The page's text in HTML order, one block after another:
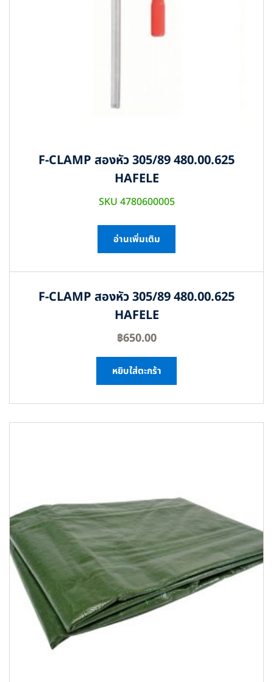
F-CLAMP สองหัว 305/89 480.00.625
HAFELE
SKU 4780600005
อ่านเพิ่มเติม
F-CLAMP สองหัว 305/89 480.00.625
HAFELE
฿650.00
หยิบใส่ตะกร้า